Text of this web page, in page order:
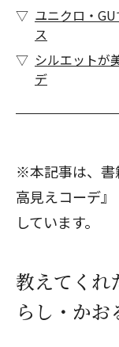
ユニクロ・
ス
シルエットが
デ
※本記事は、書
高見えコーデ
しています。
教えてくれ
らし・かお